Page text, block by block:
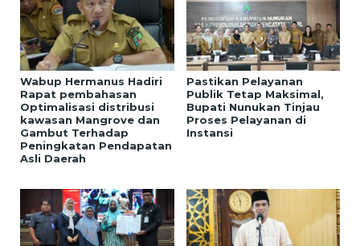
Wabup Hermanus Hadiri
Rapat pembahasan
Optimalisasi distribusi
kawasan Mangrove dan
Gambut Terhadap
Peningkatan Pendapatan
Asli Daerah
Pastikan Pelayanan
Publik Tetap Maksimal,
Bupati Nunukan Tinjau
Proses Pelayanan di
Instansi